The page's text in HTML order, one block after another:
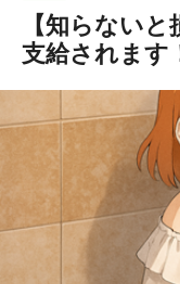
【知らない
支給されます